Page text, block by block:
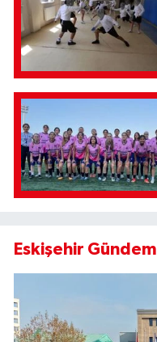
Eskişehir Gündem